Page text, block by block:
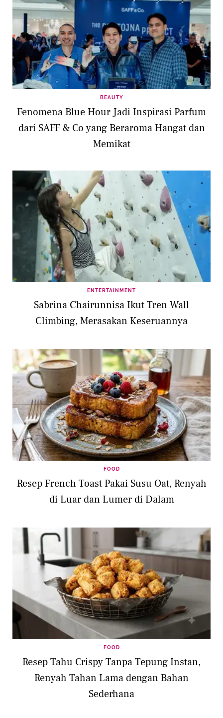
BEAUTY
Fenomena Blue Hour Jadi Inspirasi Parfum
dari SAFF & Co yang Beraroma Hangat dan
Memikat
ENTERTAINMENT
Sabrina Chairunnisa Ikut Tren Wall
Climbing, Merasakan Keseruannya
FOOD
Resep French Toast Pakai Susu Oat, Renyah
di Luar dan Lumer di Dalam
FOOD
Resep Tahu Crispy Tanpa Tepung Instan,
Renyah Tahan Lama dengan Bahan
Sederhana